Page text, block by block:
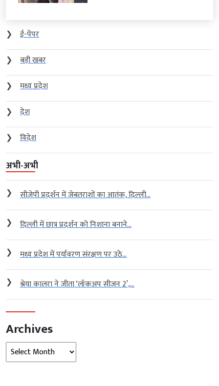
❯
ई-पेपर
❯
बड़ी खबर
❯
मध्य प्रदेश
❯
देश
❯
विदेश
अभी-अभी
❯ सीजेपी प्रदर्शन में जेबतराशों का आतंक, दिल्ली...
❯ दिल्ली में छात्र प्रदर्शन को निशाना बनाने...
❯ मध्य प्रदेश में पर्यावरण संरक्षण पर उठे...
❯ श्रेया कालरा ने जीता ‘लॉकअप सीजन 2’,...
Archives
Archives